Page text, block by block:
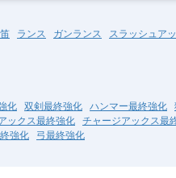
ランス ガンランス
スラッシュア
化 双剣最終強化 ハンマー最終強化
ックス最終強化
チャージアックス最
強化 弓最終強化